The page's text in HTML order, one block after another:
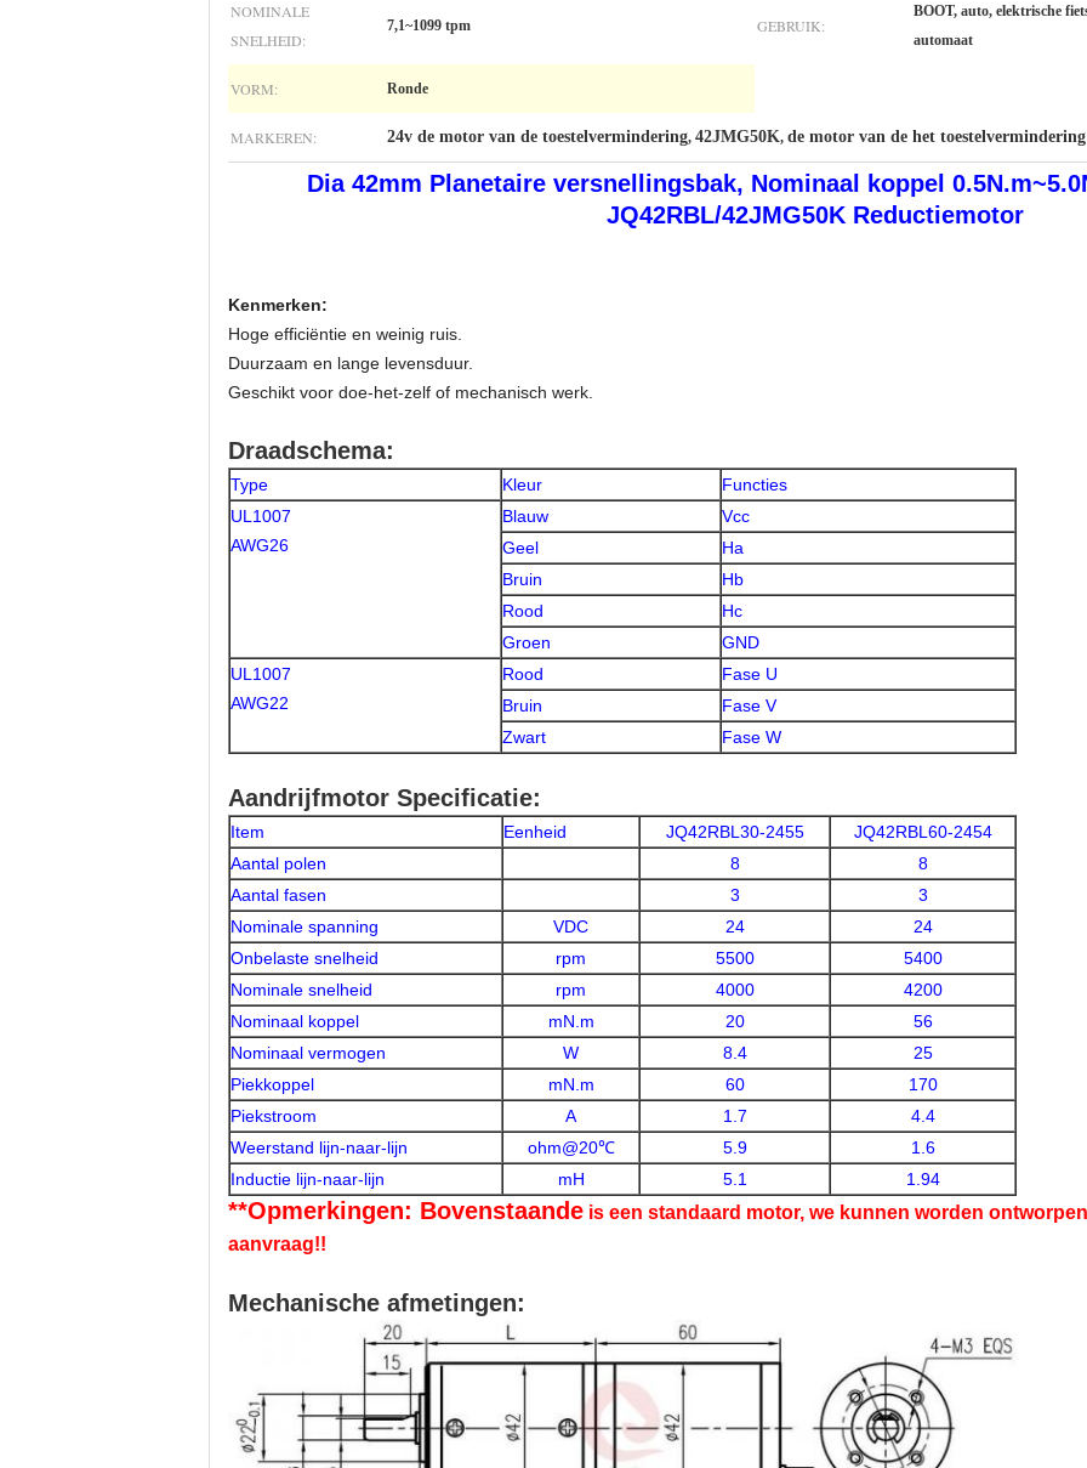
NOMINALE
SNELHEID:
7,1~1099 tpm GEBRUIK:
BOOT, auto, elektrische
automaat
VORM: Ronde
MARKEREN: 24v de motor van de toestelvermindering, 42JMG50K, de motor van de het
Dia 42mm Planetaire versnellingsbak, Nominaal koppel
JQ42RBL/42JMG50K Reductiemotor
Kenmerken:
Hoge efficiëntie en weinig ruis.
Duurzaam en lange levensduur.
Geschikt voor doe-het-zelf of mechanisch werk.
Draadschema:
Type Kleur
Functies
UL1007
AWG26
Blauw
Vcc
Geel
Ha
Bruin
Hb
Rood
Hc
Groen
GND
UL1007
AWG22
Rood
Fase U
Bruin
Fase V
Zwart
Fase W
Aandrijfmotor Specificatie:
Item Eenheid JQ42RBL30-2455
JQ42RBL60-2454
Aantal polen
8
8
Aantal fasen
3
3
Nominale spanning
VDC 24
24
Onbelaste snelheid
rpm 5500
5400
Nominale snelheid
rpm 4000
4200
Nominaal koppel
mN.m 20
56
Nominaal vermogen
W 8.4
25
Piekkoppel
mN.m 60
170
Piekstroom
A 1.7
4.4
Weerstand lijn-naar-lijn
ohm@20℃ 5.9
1.6
Inductie lijn-naar-lijn
mH 5.1 1.94
**Opmerkingen: Bovenstaande is een standaard motor, we kunnen worden
aanvraag!!
Mechanische afmetingen: